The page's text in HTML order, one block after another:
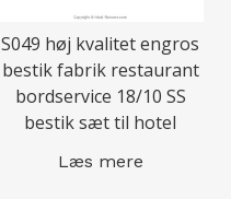
S049 høj kvalitet engros
bestik fabrik restaurant
bordservice 18/10 SS
bestik sæt til hotel
Læs mere